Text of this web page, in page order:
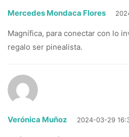
Mercedes Mondaca Flores
Magnífica, para conectar con lo
regalo ser pinealista.
Verónica Muñoz 2024-03-29